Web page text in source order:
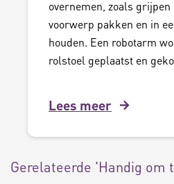
overnemen, zoals grijpen
voorwerp pakken en in
houden. Een robotarm
rolstoel geplaatst en
Lees meer
Gerelateerde 'Handig om